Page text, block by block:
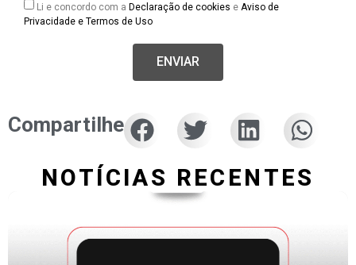
Li e concordo com a Declaração de cookies e Aviso de
Privacidade e Termos de Uso
ENVIAR
Compartilhe
NOTÍCIAS RECENTES